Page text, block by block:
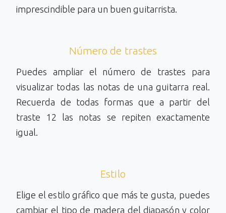
imprescindible para un buen guitarrista.
Número de trastes
Puedes ampliar el número de trastes para
visualizar todas las notas de una guitarra real.
Recuerda de todas formas que a partir del
traste 12 las notas se repiten exactamente
igual.
Estilo
Elige el estilo gráfico que más te gusta, puedes
cambiar el tipo de madera del diapasón y color